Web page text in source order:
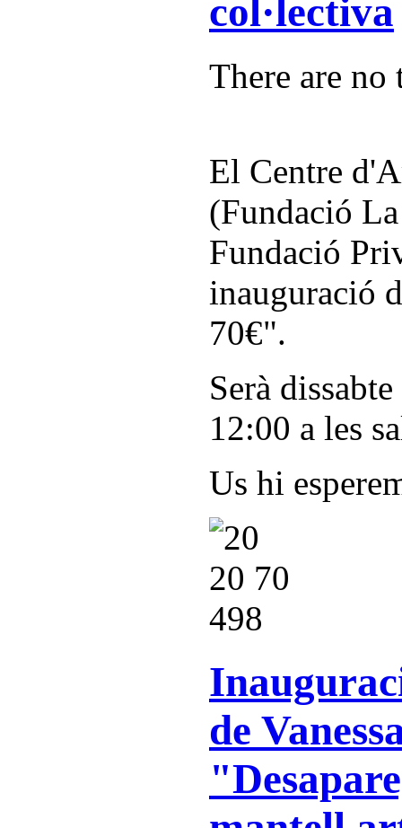
col·lectiva
There are no
El Centre
(Fundació
Fundació
inauguració
70€".
Serà
12:00 a les
Us hi
de